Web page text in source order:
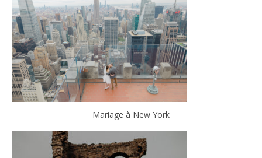
Mariage à New York